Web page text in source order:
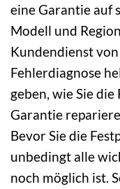
eine Garantie auf
Modell und
Kundendienst
Fehlerdiagnose
geben, wie Sie
Garantie
Bevor Sie die
unbedingt alle
noch möglich ist.